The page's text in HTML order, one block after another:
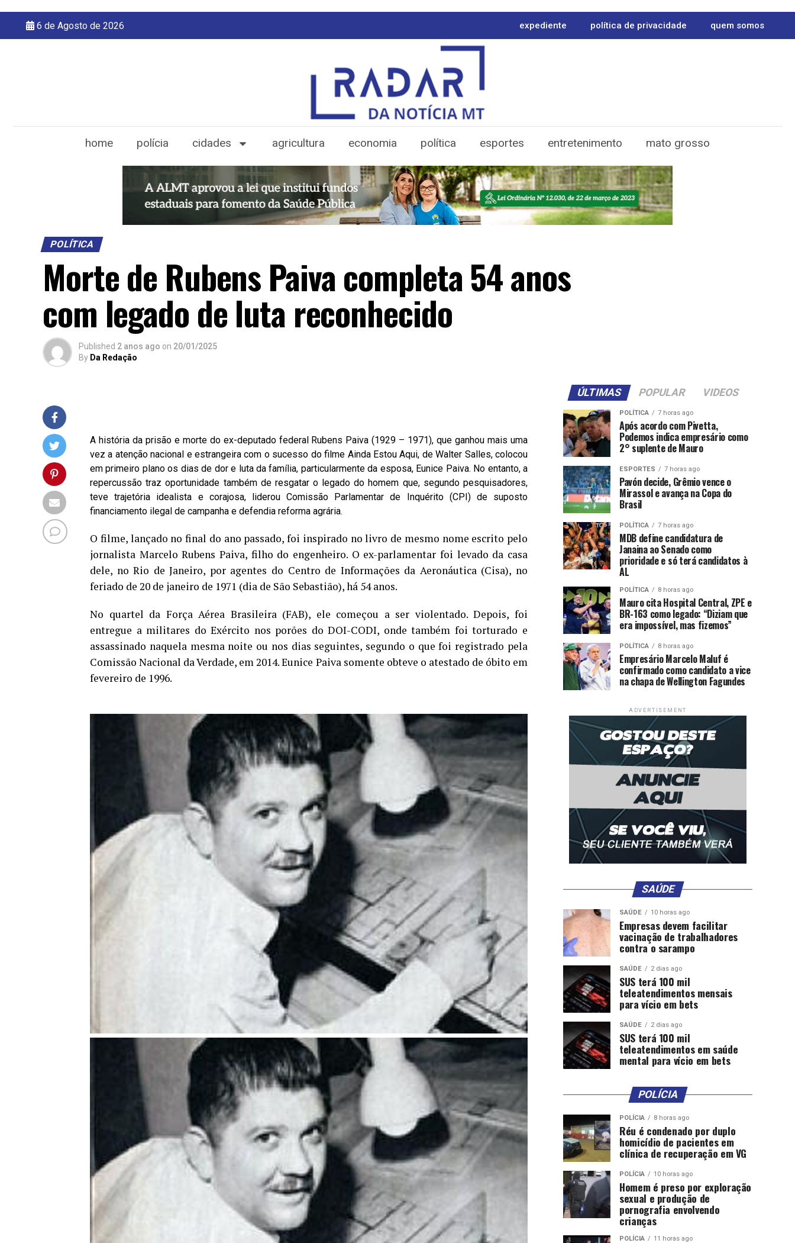
6 de Agosto de 2026 expediente política de privacidade quem somos
home polícia cidades agricultura economia política esportes entretenimento mato grosso
POLÍTICA
Morte de Rubens Paiva completa 54 anos
com legado de luta reconhecido
Published 2 anos ago on 20/01/2025
By Da Redação
A história da prisão e morte do ex-deputado federal Rubens Paiva (1929 – 1971), que ganhou mais uma
vez a atenção nacional e estrangeira com o sucesso do filme Ainda Estou Aqui, de Walter Salles, colocou
em primeiro plano os dias de dor e luta da família, particularmente da esposa, Eunice Paiva. No entanto, a
repercussão traz oportunidade também de resgatar o legado do homem que, segundo pesquisadores,
teve trajetória idealista e corajosa, liderou Comissão Parlamentar de Inquérito (CPI) de suposto
financiamento ilegal de campanha e defendia reforma agrária.
O filme, lançado no final do ano passado, foi inspirado no livro de mesmo nome escrito pelo
jornalista Marcelo Rubens Paiva, filho do engenheiro. O ex-parlamentar foi levado da casa
dele, no Rio de Janeiro, por agentes do Centro de Informações da Aeronáutica (Cisa), no
feriado de 20 de janeiro de 1971 (dia de São Sebastião), há 54 anos.
No quartel da Força Aérea Brasileira (FAB), ele começou a ser violentado. Depois, foi
entregue a militares do Exército nos porões do DOI-CODI, onde também foi torturado e
assassinado naquela mesma noite ou nos dias seguintes, segundo o que foi registrado pela
Comissão Nacional da Verdade, em 2014. Eunice Paiva somente obteve o atestado de óbito em
fevereiro de 1996.
ÚLTIMAS POPULAR VIDEOS
POLÍTICA 7 horas ago
Após acordo com Pivetta,
Podemos indica empresário como
2° suplente de Mauro
ESPORTES 7 horas ago
Pavón decide, Grêmio vence o
Mirassol e avança na Copa do
Brasil
POLÍTICA 7 horas ago
MDB define candidatura de
Janaina ao Senado como
prioridade e só terá candidatos à
AL
POLÍTICA 8 horas ago
Mauro cita Hospital Central, ZPE e
BR-163 como legado: “Diziam que
era impossível, mas fizemos”
POLÍTICA 8 horas ago
Empresário Marcelo Maluf é
confirmado como candidato a vice
na chapa de Wellington Fagundes
ADVERTISEMENT
SAÚDE
SAÚDE 10 horas ago
Empresas devem facilitar
vacinação de trabalhadores
contra o sarampo
SAÚDE 2 dias ago
SUS terá 100 mil
teleatendimentos mensais
para vício em bets
SAÚDE 2 dias ago
SUS terá 100 mil
teleatendimentos em saúde
mental para vício em bets
POLÍCIA
POLÍCIA 8 horas ago
Réu é condenado por duplo
homicídio de pacientes em
clínica de recuperação em VG
POLÍCIA 10 horas ago
Homem é preso por exploração
sexual e produção de
pornografia envolvendo
crianças
POLÍCIA 11 horas ago